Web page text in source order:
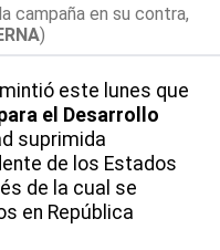
campaña en su contra,
)
este lunes que
el Desarrollo
suprimida
de los Estados
de la cual se
en República